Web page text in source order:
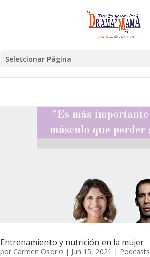
Seleccionar Página
Entrenamiento y nutrición en la mujer
por Carmen Osorio | Jun 15, 2021 | Podcasts